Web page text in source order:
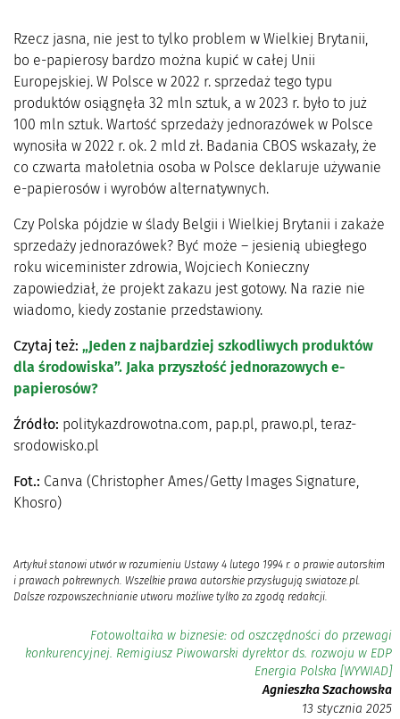
Rzecz jasna, nie jest to tylko problem w Wielkiej Brytanii,
bo e-papierosy bardzo można kupić w całej Unii
Europejskiej. W Polsce w 2022 r. sprzedaż tego typu
produktów osiągnęła 32 mln sztuk, a w 2023 r. było to już
100 mln sztuk. Wartość sprzedaży jednorazówek w Polsce
wynosiła w 2022 r. ok. 2 mld zł. Badania CBOS wskazały, że
co czwarta małoletnia osoba w Polsce deklaruje używanie
e-papierosów i wyrobów alternatywnych.
Czy Polska pójdzie w ślady Belgii i Wielkiej Brytanii i zakaże
sprzedaży jednorazówek? Być może – jesienią ubiegłego
roku wiceminister zdrowia, Wojciech Konieczny
zapowiedział, że projekt zakazu jest gotowy. Na razie nie
wiadomo, kiedy zostanie przedstawiony.
Czytaj też: „Jeden z najbardziej szkodliwych produktów
dla środowiska”. Jaka przyszłość jednorazowych e-
papierosów?
Źródło: politykazdrowotna.com, pap.pl, prawo.pl, teraz-
srodowisko.pl
Fot.: Canva (Christopher Ames/Getty Images Signature,
Khosro)
Artykuł stanowi utwór w rozumieniu Ustawy 4 lutego 1994 r. o prawie autorskim
i prawach pokrewnych. Wszelkie prawa autorskie przysługują swiatoze.pl.
Dalsze rozpowszechnianie utworu możliwe tylko za zgodą redakcji.
Fotowoltaika w biznesie: od oszczędności do przewagi
konkurencyjnej. Remigiusz Piwowarski dyrektor ds. rozwoju w EDP
Energia Polska [WYWIAD]
Agnieszka Szachowska
13 stycznia 2025